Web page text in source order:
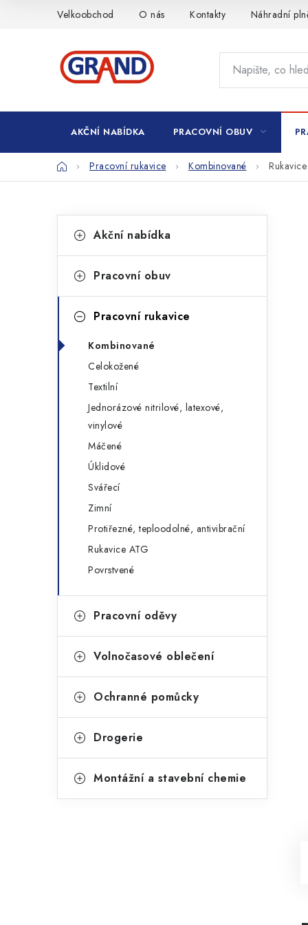
Velkoobchod O nás Kontakty Náhradní
AKČNÍ NABÍDKA PRACOVNÍ OBUV
DomůPracovní rukavice Kombinované
o
t
r
a
kategorie
a
e
o
Akční nabídka
Pracovní obuv
Pracovní rukavice
Kombinované
Celokožené
Textilní
Jednorázové nitrilové, latexové,
vinylové
Máčené
Úklidové
Svářecí
Zimní
Protiřezné, teploodolné, antivibrační
Rukavice ATG
Povrstvené
Pracovní oděvy
Volnočasové oblečení
Ochranné pomůcky
Drogerie
Montážní a stavební chemie